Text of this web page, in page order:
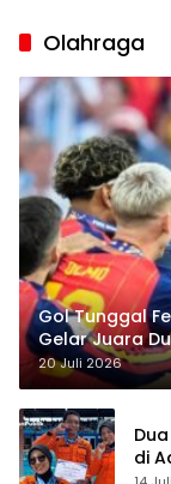
Olahraga
Gol Tunggal
Gelar Juara
20 Juli 2026
di